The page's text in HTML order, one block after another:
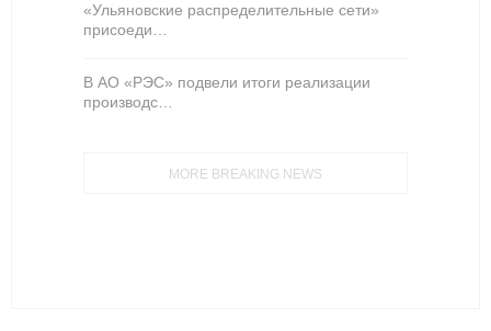
«Ульяновские распределительные сети»
присоеди…
В АО «РЭС» подвели итоги реализации
производс…
MORE BREAKING NEWS